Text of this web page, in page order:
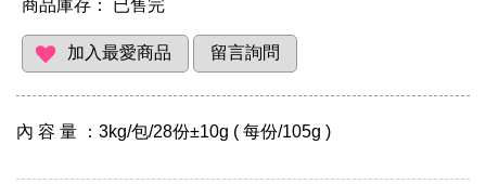
商品庫存： 已售完
內 容 量 ：3kg/包/28份±10g ( 每份/105g )